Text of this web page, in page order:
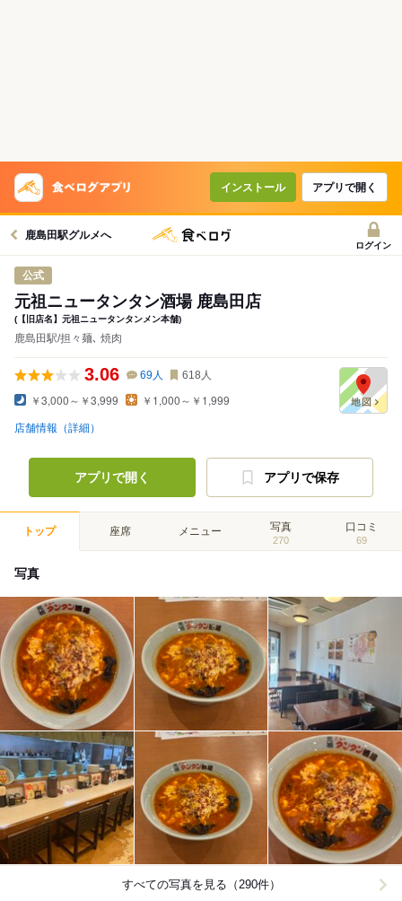
インストール アプリで開く
鹿島田駅グルメへ
ログイン
公式
元祖ニュータンタン酒場 鹿島田店
(【旧店名】元祖ニュータンタンメン本舗)
鹿島田駅/担々麺､ 焼肉
3.06 69人 618 人
￥3,000～￥3,999 ￥1,000～￥1,999
店舗情報（詳細）
アプリで開く アプリで保存
トップ 座席 メニュー 写真
270
口コミ
69
写真
すべての写真を見る（290件）